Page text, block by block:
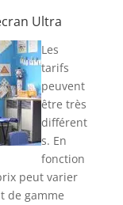
Ultra
Les
tarifs
peuvent
être très
différent
s. En
fonction
peut varier
de gamme